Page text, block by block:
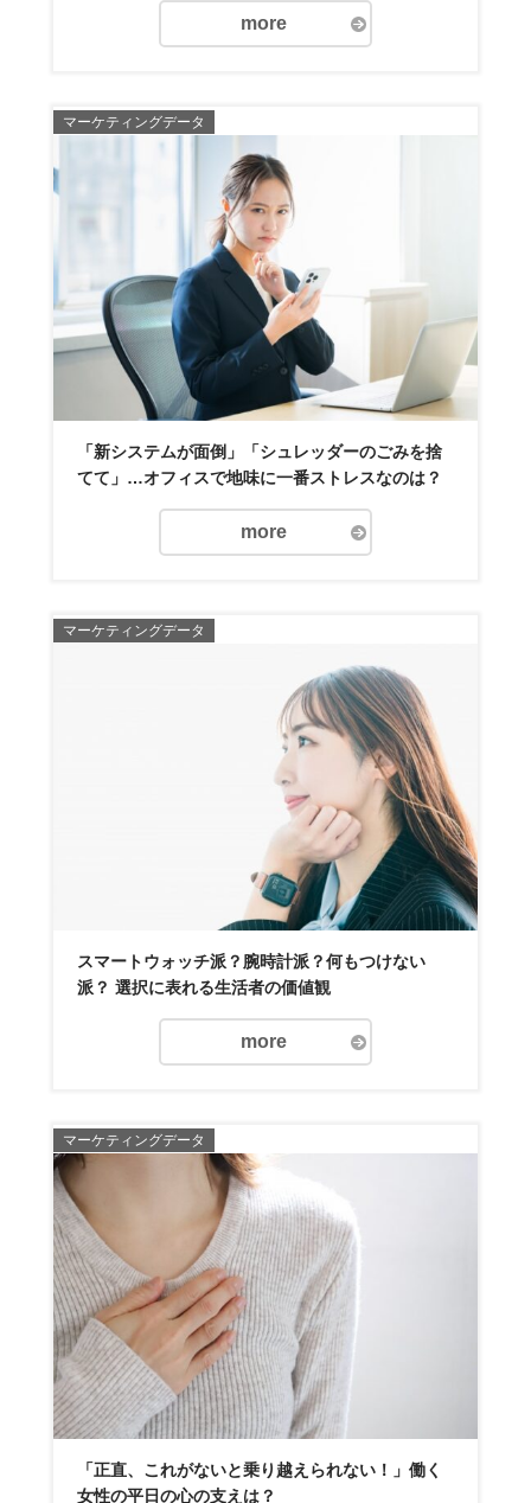
more
マーケティングデータ
「新システムが面倒」「シュレッダーのごみを捨
てて」…オフィスで地味に一番ストレスなのは？
more
マーケティングデータ
スマートウォッチ派？腕時計派？何もつけない
派？ 選択に表れる生活者の価値観
more
マーケティングデータ
「正直、これがないと乗り越えられない！」働く
女性の平日の心の支えは？